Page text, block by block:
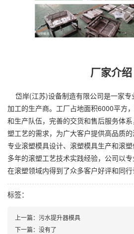
厂家介绍
岱岸(江苏)设备制造有限公司是一家专
加工的生产商。工厂占地面积6000平方
和生产队伍，完善的交货和售后服务体
塑工艺的需求，为广大客户提供高品质的
专业滚塑模具设计、滚塑模具生产和滚
多年的滚塑工艺技术实践经验，公司以
在滚塑领域内得到了众多客户好评和同行
标签：
上一篇： 污水提升器模具
下一篇： 没有了